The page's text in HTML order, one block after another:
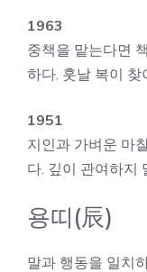
1963
중책을 맡는다면
하다. 훗날 복이 찾
1951
지인과 가벼운 마
다. 깊이 관여하지
용띠(辰)
말과 행동을 일치